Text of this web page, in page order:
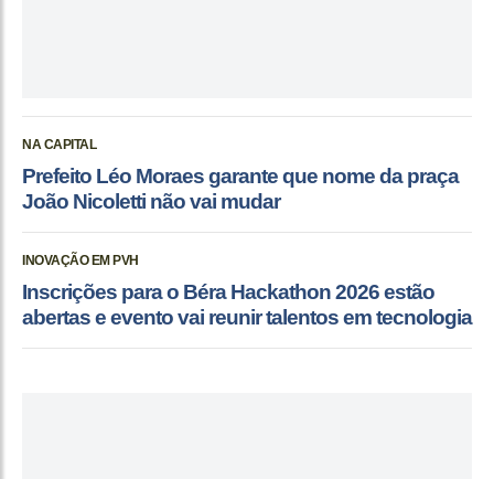
NA CAPITAL
Prefeito Léo Moraes garante que nome da praça
João Nicoletti não vai mudar
INOVAÇÃO EM PVH
Inscrições para o Béra Hackathon 2026 estão
abertas e evento vai reunir talentos em tecnologia